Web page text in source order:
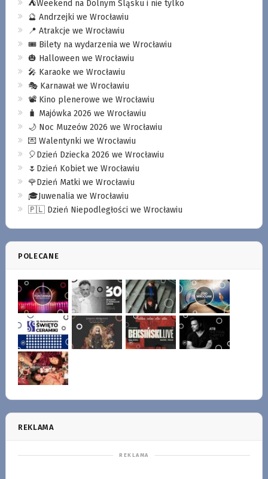
⛺️Weekend na Dolnym Śląsku i nie tylko
🔮 Andrzejki we Wrocławiu
📍 Atrakcje we Wrocławiu
🎟️ Bilety na wydarzenia we Wrocławiu
🎃 Halloween we Wrocławiu
🎤 Karaoke we Wrocławiu
🎭 Karnawał we Wrocławiu
📽️ Kino plenerowe we Wrocławiu
🧳 Majówka 2026 we Wrocławiu
🌙 Noc Muzeów 2026 we Wrocławiu
💌 Walentynki we Wrocławiu
🎈Dzień Dziecka 2026 we Wrocławiu
🌷Dzień Kobiet we Wrocławiu
🌹Dzień Matki we Wrocławiu
🎓Juwenalia we Wrocławiu
🇵🇱 Dzień Niepodległości we Wrocławiu
POLECANE
REKLAMA